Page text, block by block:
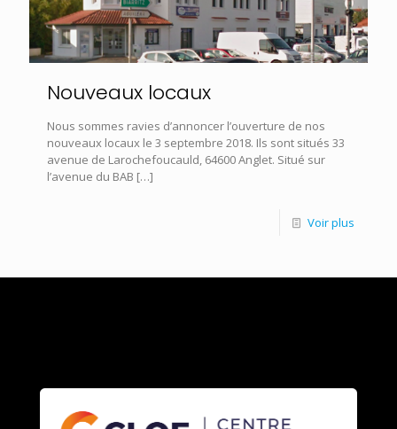
Nouveaux locaux
Nous sommes ravies d’annoncer l’ouverture de nos
nouveaux locaux le 3 septembre 2018. Ils sont situés 33
avenue de Larochefoucauld, 64600 Anglet. Situé sur
l’avenue du BAB […]
Voir plus